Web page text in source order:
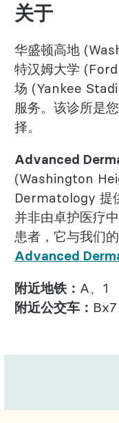
关于
华盛顿高地
特汉姆大学
场 (Yankee
服务。该诊所是
择。
Advanced
(Washington
Dermatology 提
并非由卓护医疗
患者，它与我们
Advanced
附近地铁： A、1
附近公交车：